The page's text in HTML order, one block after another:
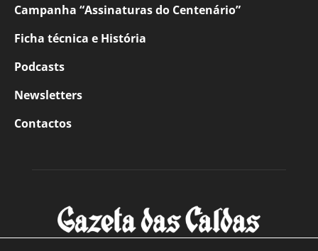
Campanha “Assinaturas do Centenário”
Ficha técnica e História
Podcasts
Newsletters
Contactos